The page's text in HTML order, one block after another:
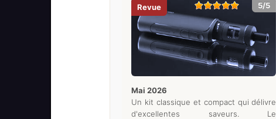
5/5
mai 2026
Un kit classique et compact qui délivre
d'excellentes saveurs. Le